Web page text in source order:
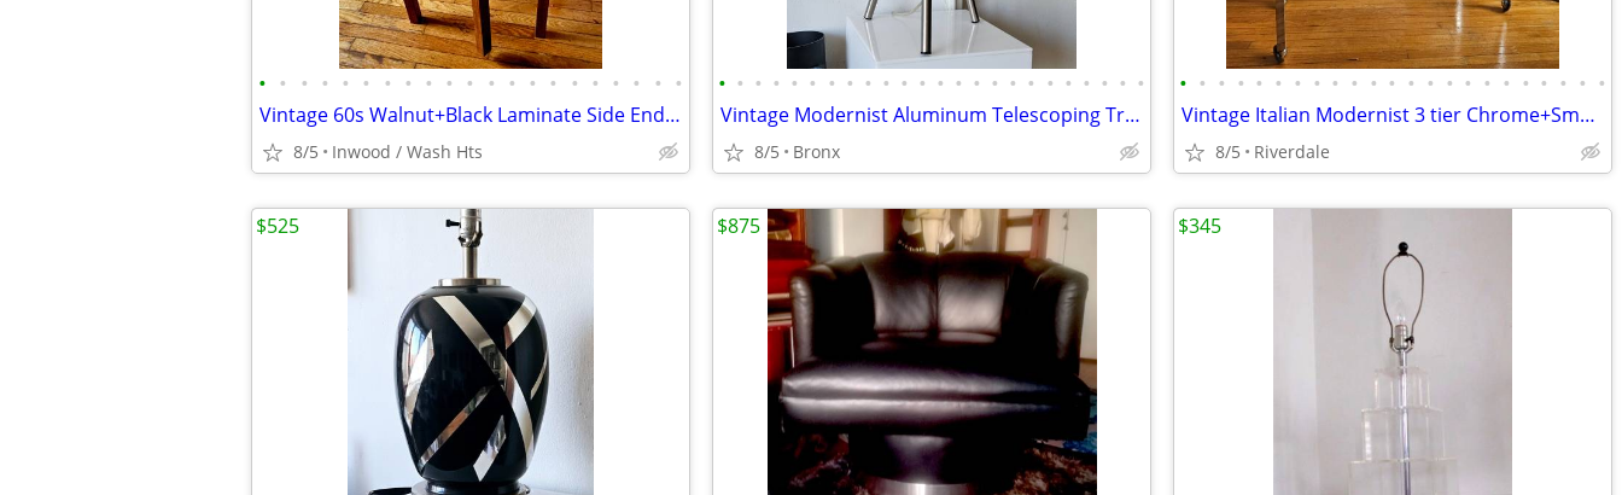
• • • • • • • • • • • • • • • • • • • • •
Vintage 60s Walnut+Black Laminate Side End Occasional Tables x2
8/5 Inwood / Wash Hts
• • • • • • • • • • • • • • • • • • • • • • • •
Vintage Modernist Aluminum Telescoping Tripod Articulating Hood Table
8/5 Bronx
• • • • • • • • • • • • • • • • • • • • • • •
Vintage Italian Modernist 3 tier Chrome+Smoked Glass Console
8/5 Riverdale
$525 $875 $345